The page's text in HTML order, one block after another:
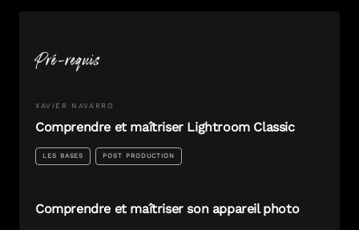
Pré-requis
XAVIER NAVARRO
Comprendre et maîtriser Lightroom Classic
LES BASES POST PRODUCTION
Comprendre et maîtriser son appareil photo